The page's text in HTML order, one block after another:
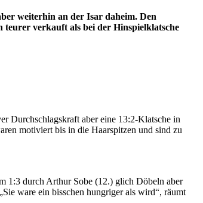
weiterhin an der Isar daheim. Den
verkauft als bei der Hinspielklatsche
Durchschlagskraft aber eine 13:2-Klatsche in
motiviert bis in die Haarspitzen und sind zu
1:3 durch Arthur Sobe (12.) glich Döbeln aber
ware ein bisschen hungriger als wird“, räumt